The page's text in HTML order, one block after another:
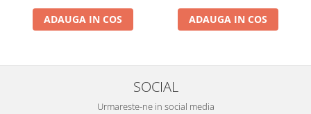
ADAUGA IN COS ADAUGA IN COS
SOCIAL
Urmareste-ne in social media